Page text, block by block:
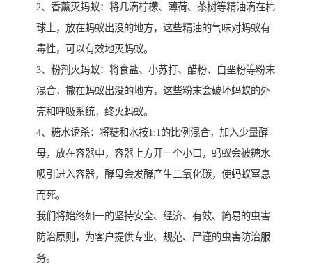
2、香薰灭蚂蚁：将几滴柠檬、薄荷、茶树等精油滴在棉
球上，放在蚂蚁出没的地方，这些精油的气味对蚂蚁有
毒性，可以有效地灭蚂蚁。
3、粉剂灭蚂蚁：将食盐、小苏打、醋粉、白垩粉等粉末
混合，撒在蚂蚁出没的地方，这些粉末会破坏蚂蚁的外
壳和呼吸系统，终灭蚂蚁。
4、糖水诱杀：将糖和水按1:1的比例混合，加入少量酵
母，放在容器中，容器上方开一个小口，蚂蚁会被糖水
吸引进入容器，酵母会发酵产生二氧化碳，使蚂蚁窒息
而死。
我们将始终如一的坚持安全、经济、有效、简易的虫害
防治原则，为客户提供专业、规范、严谨的虫害防治服
务。